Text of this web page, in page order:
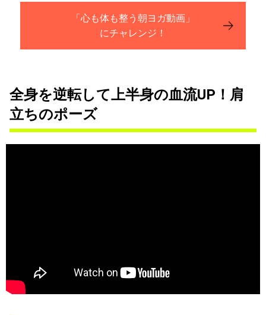
「心も体も整う朝ヨガ動画」
にチャレンジ！
全身を逆転して上半身の血流UP！肩
立ちのポーズ